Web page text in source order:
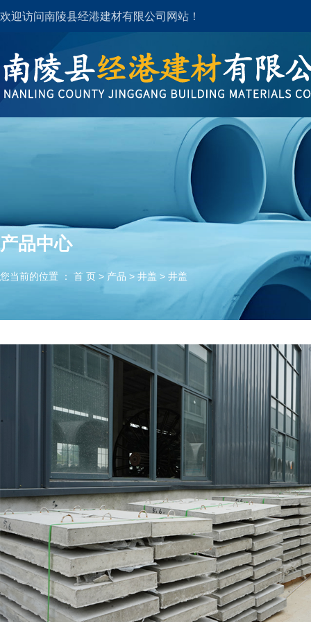
欢迎访问南陵县经港建材有限公司网站！
产品中心
您当前的位置 ： 首 页 > 产品 > 井盖 > 井盖